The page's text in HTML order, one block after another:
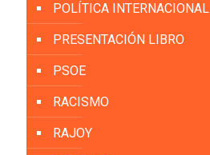
POLÍTICA INTERNACIONAL
PRESENTACIÓN LIBRO
PSOE
RACISMO
RAJOY